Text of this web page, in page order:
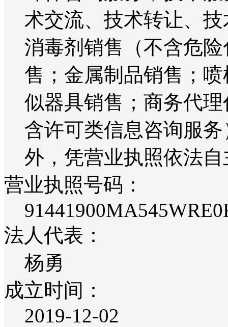
术交流、技术转让、
消毒剂销售（不含危
售；金属制品销售；
似器具销售；商务代
含许可类信息咨询服
外，凭营业执照依法
营业执照号码：
法人代表：
杨勇
成立时间：
2019-12-02